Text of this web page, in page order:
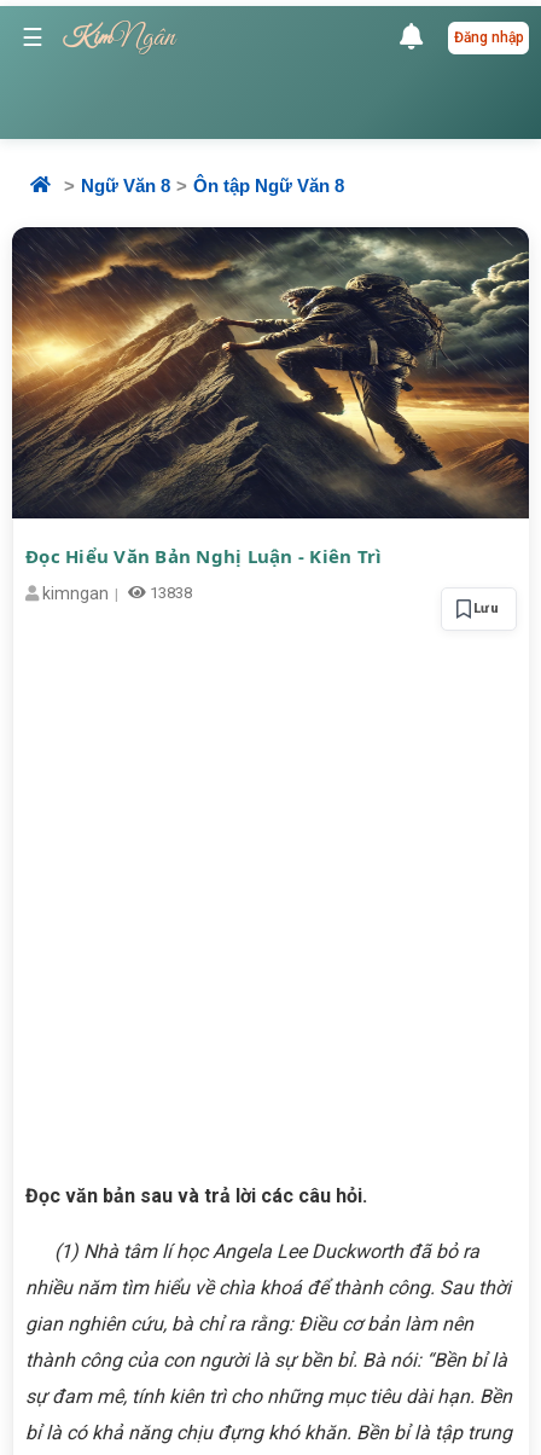
☰ KimNgân Đăng nhập
Ngữ Văn 8 Ôn tập Ngữ Văn 8
Đọc Hiểu Văn Bản Nghị Luận - Kiên Trì
kimngan 13838
Lưu
Đọc văn bản sau và trả lời các câu hỏi.
(1) Nhà tâm lí học Angela Lee Duckworth đã bỏ ra
nhiều năm tìm hiểu về chìa khoá để thành công. Sau thời
gian nghiên cứu, bà chỉ ra rằng: Điều cơ bản làm nên
thành công của con người là sự bền bỉ. Bà nói: “Bền bỉ là
sự đam mê, tính kiên trì cho những mục tiêu dài hạn. Bền
bỉ là có khả năng chịu đựng khó khăn. Bền bỉ là tập trung